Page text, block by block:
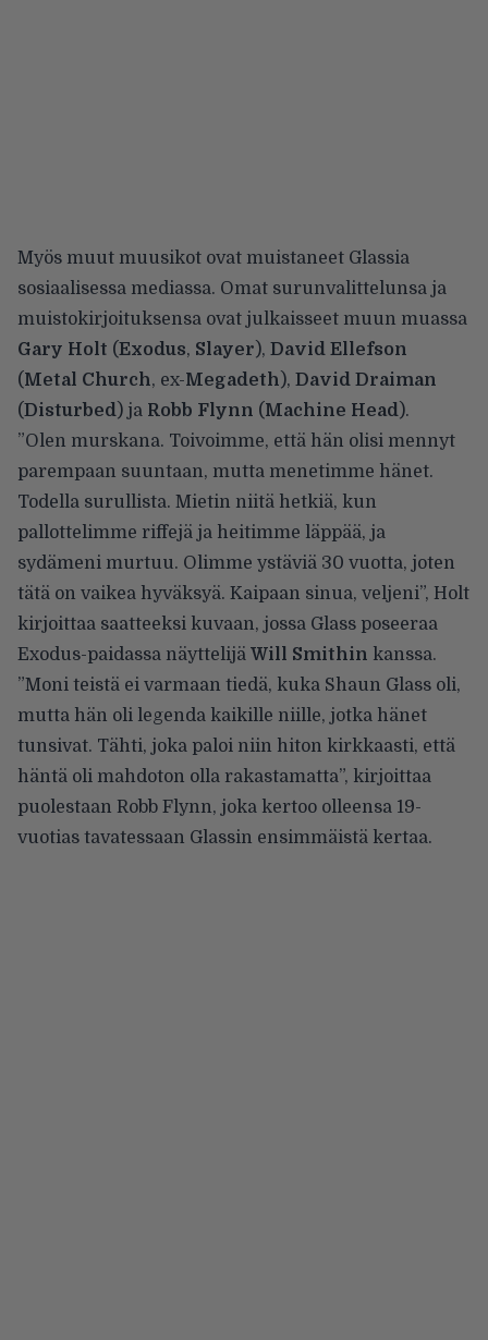
Myös muut muusikot ovat muistaneet Glassia
sosiaalisessa mediassa. Omat surunvalittelunsa ja
muistokirjoituksensa ovat julkaisseet muun muassa
Gary Holt (Exodus, Slayer ), David Ellefson
(Metal Church, ex-Megadeth ), David Draiman
(Disturbed) ja Robb Flynn (Machine Head).
”Olen murskana. Toivoimme, että hän olisi mennyt
parempaan suuntaan, mutta menetimme hänet.
Todella surullista. Mietin niitä hetkiä, kun
pallottelimme riffejä ja heitimme läppää, ja
sydämeni murtuu. Olimme ystäviä 30 vuotta, joten
tätä on vaikea hyväksyä. Kaipaan sinua, veljeni”, Holt
kirjoittaa saatteeksi kuvaan, jossa Glass poseeraa
Exodus-paidassa näyttelijä Will Smithin kanssa.
”Moni teistä ei varmaan tiedä, kuka Shaun Glass oli,
mutta hän oli legenda kaikille niille, jotka hänet
tunsivat. Tähti, joka paloi niin hiton kirkkaasti, että
häntä oli mahdoton olla rakastamatta”, kirjoittaa
puolestaan Robb Flynn, joka kertoo olleensa 19-
vuotias tavatessaan Glassin ensimmäistä kertaa.